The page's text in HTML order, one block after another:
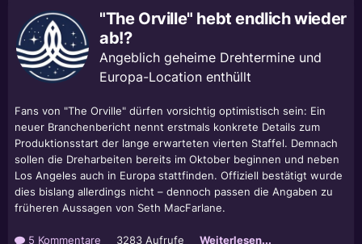
"The Orville" hebt endlich wieder
ab!?
Angeblich geheime Drehtermine und
Europa-Location enthüllt
Fans von "The Orville" dürfen vorsichtig optimistisch sein: Ein
neuer Branchenbericht nennt erstmals konkrete Details zum
Produktionsstart der lange erwarteten vierten Staffel. Demnach
sollen die Dreharbeiten bereits im Oktober beginnen und neben
Los Angeles auch in Europa stattfinden. Offiziell bestätigt wurde
dies bislang allerdings nicht – dennoch passen die Angaben zu
früheren Aussagen von Seth MacFarlane.
5 Kommentare 3283 Aufrufe Weiterlesen...